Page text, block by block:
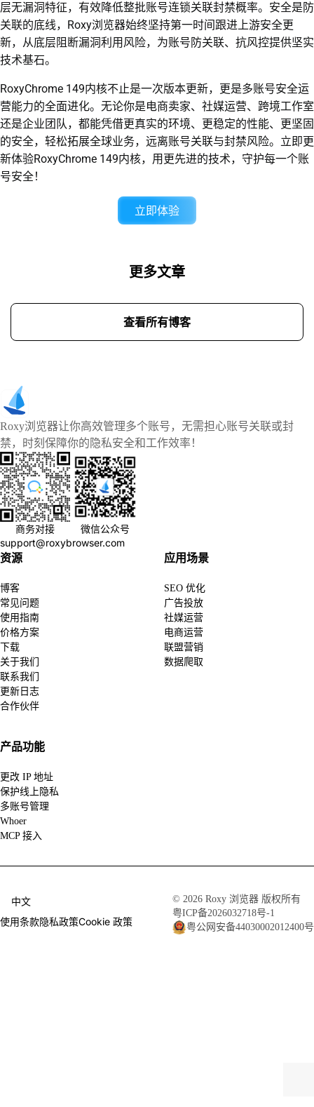
层无漏洞特征，有效降低整批账号连锁关联封禁概率。安全是防
关联的底线，Roxy浏览器始终坚持第一时间跟进上游安全更
新，从底层阻断漏洞利用风险，为账号防关联、抗风控提供坚实
技术基石。
RoxyChrome 149内核不止是一次版本更新，更是多账号安全运
营能力的全面进化。无论你是电商卖家、社媒运营、跨境工作室
还是企业团队，都能凭借更真实的环境、更稳定的性能、更坚固
的安全，轻松拓展全球业务，远离账号关联与封禁风险。立即更
新体验RoxyChrome 149内核，用更先进的技术，守护每一个账
号安全！
立即体验
更多文章
查看所有博客
Roxy浏览器让你高效管理多个账号，无需担心账号关联或封
禁，时刻保障你的隐私安全和工作效率！
商务对接
微信公众号
support@roxybrowser.com
资源
博客
常见问题
使用指南
价格方案
下载
关于我们
联系我们
更新日志
合作伙伴
应用场景
SEO 优化
广告投放
社媒运营
电商运营
联盟营销
数据爬取
产品功能
更改 IP 地址
保护线上隐私
多账号管理
Whoer
MCP 接入
中文
使用条款隐私政策Cookie 政策
© 2026 Roxy 浏览器 版权所有
粤ICP备2026032718号-1
粤公网安备44030002012400号